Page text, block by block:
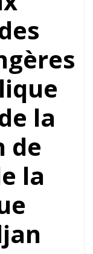
la
de
la